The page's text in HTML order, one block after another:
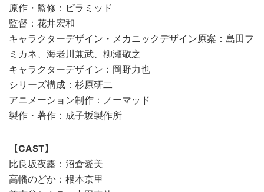
原作・監修：ピラミッド
監督：花井宏和
キャラクターデザイン・メカニックデザイン原案：島田フ
ミカネ、海老川兼武、柳瀬敬之
キャラクターデザイン：岡野力也
シリーズ構成：杉原研二
アニメーション制作：ノーマッド
製作・著作：成子坂製作所
【CAST】
比良坂夜露：沼倉愛美
高幡のどか：根本京里